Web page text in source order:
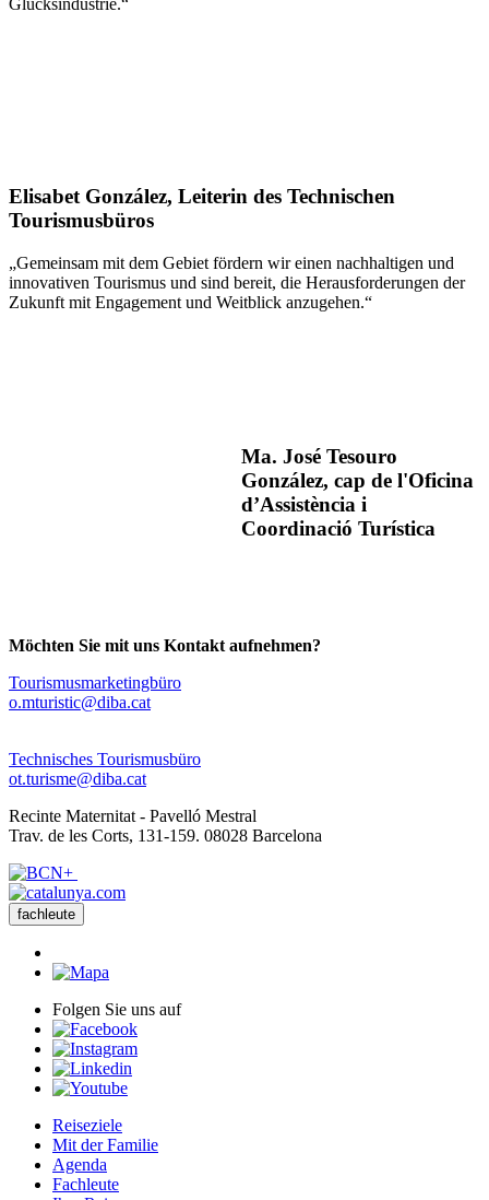
Elisabet González, Leiterin des Technischen
Tourismusbüros
„Gemeinsam mit dem Gebiet fördern wir einen nachhaltigen und
innovativen Tourismus und sind bereit, die Herausforderungen der
Zukunft mit Engagement und Weitblick anzugehen.“
Ma. José Tesouro
González, cap de l'Oficina
d’Assistència i
Coordinació Turística
Möchten Sie mit uns Kontakt aufnehmen?
Tourismusmarketingbüro
o.mturistic@diba.cat
Technisches Tourismusbüro
ot.turisme@diba.cat
Recinte Maternitat - Pavelló Mestral
Trav. de les Corts, 131-159. 08028 Barcelona
fachleute
Folgen Sie uns auf
Reiseziele
Mit der Familie
Agenda
Fachleute